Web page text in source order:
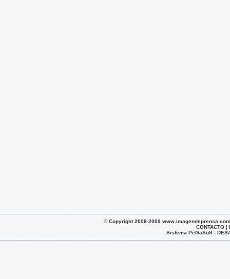
© Copyright 2008-2009
CONTACTO
Sistema PeGaSuS -